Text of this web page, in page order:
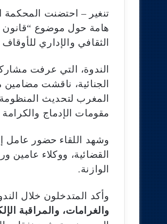
هامة حول موضوع “قانون
الثقافي والإداري
الندوة، التي عرفت
الجنائية، ناقشت
المغرب لتحديث المنظومة
مقومات الإدماج والكرامة
وشهد اللقاء حضور عامل
القضائية، ووكلاء
الوازنة.
وأكد المتدخلون خلال
والغرامات، والمراقبة